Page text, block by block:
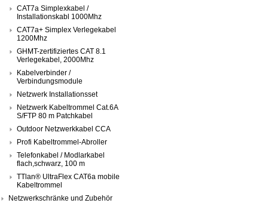
CAT7a Simplexkabel /
Installationskabl 1000Mhz
CAT7a+ Simplex Verlegekabel
1200Mhz
GHMT-zertifiziertes CAT 8.1
Verlegekabel, 2000Mhz
Kabelverbinder /
Verbindungsmodule
Netzwerk Installationsset
Netzwerk Kabeltrommel Cat.6A
S/FTP 80 m Patchkabel
Outdoor Netzwerkkabel CCA
Profi Kabeltrommel-Abroller
Telefonkabel / Modlarkabel
flach,schwarz, 100 m
TTlan® UltraFlex CAT6a mobile
Kabeltrommel
Netzwerkschränke und Zubehör